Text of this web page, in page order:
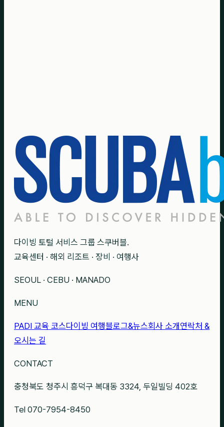
다이빙 토털 서비스 그룹 스쿠버블.
교육센터 · 해외 리조트 · 장비 · 여행사
SEOUL · CEBU · MANADO
MENU
PADI 교육 코스다이빙 여행블로그&뉴스회사 소개 연락처 &
오시는 길
CONTACT
충청북도 청주시 흥덕구 복대동 3324, 두일빌딩 402호
Tel 070-7954-8450